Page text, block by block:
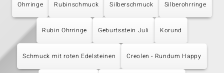
Ohrringe Rubinschmuck Silberschmuck Silberohrringe
Rubin Ohrringe Geburtsstein Juli Korund
Schmuck mit roten Edelsteinen Creolen - Rundum Happy